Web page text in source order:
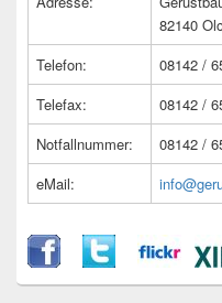
82140
Telefon:
08142 /
Telefax:
08142 /
Notfallnummer:
08142 /
eMail: